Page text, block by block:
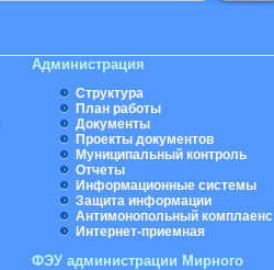
Администрация
Структура
План работы
Документы
Проекты документов
Муниципальный контроль
Отчеты
Информационные системы
Защита информации
Антимонопольный комплаенс
Интернет-приемная
ФЭУ администрации Мирного